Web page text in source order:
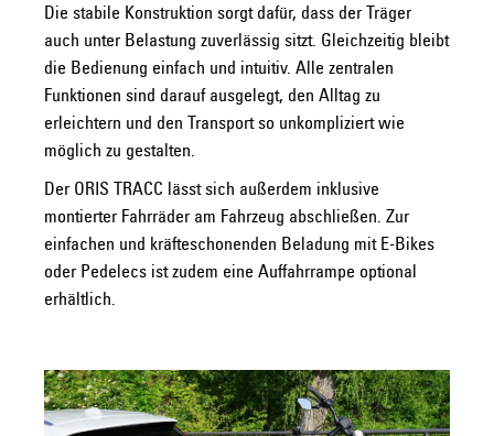
Die stabile Konstruktion sorgt dafür, dass der Träger
auch unter Belastung zuverlässig sitzt. Gleichzeitig bleibt
die Bedienung einfach und intuitiv. Alle zentralen
Funktionen sind darauf ausgelegt, den Alltag zu
erleichtern und den Transport so unkompliziert wie
möglich zu gestalten.
Der ORIS TRACC lässt sich außerdem inklusive
montierter Fahrräder am Fahrzeug abschließen. Zur
einfachen und kräfteschonenden Beladung mit E-Bikes
oder Pedelecs ist zudem eine Auffahrrampe optional
erhältlich.